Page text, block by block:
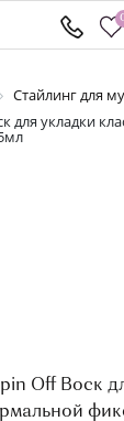
Стайлинг для
для укладки